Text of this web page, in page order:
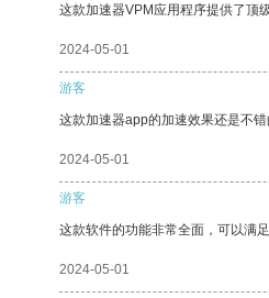
这款加速器VPM应用程序提供了顶
2024-05-01
游客
这款加速器app的加速效果还是不
2024-05-01
游客
这款软件的功能非常全面，可以满足
2024-05-01